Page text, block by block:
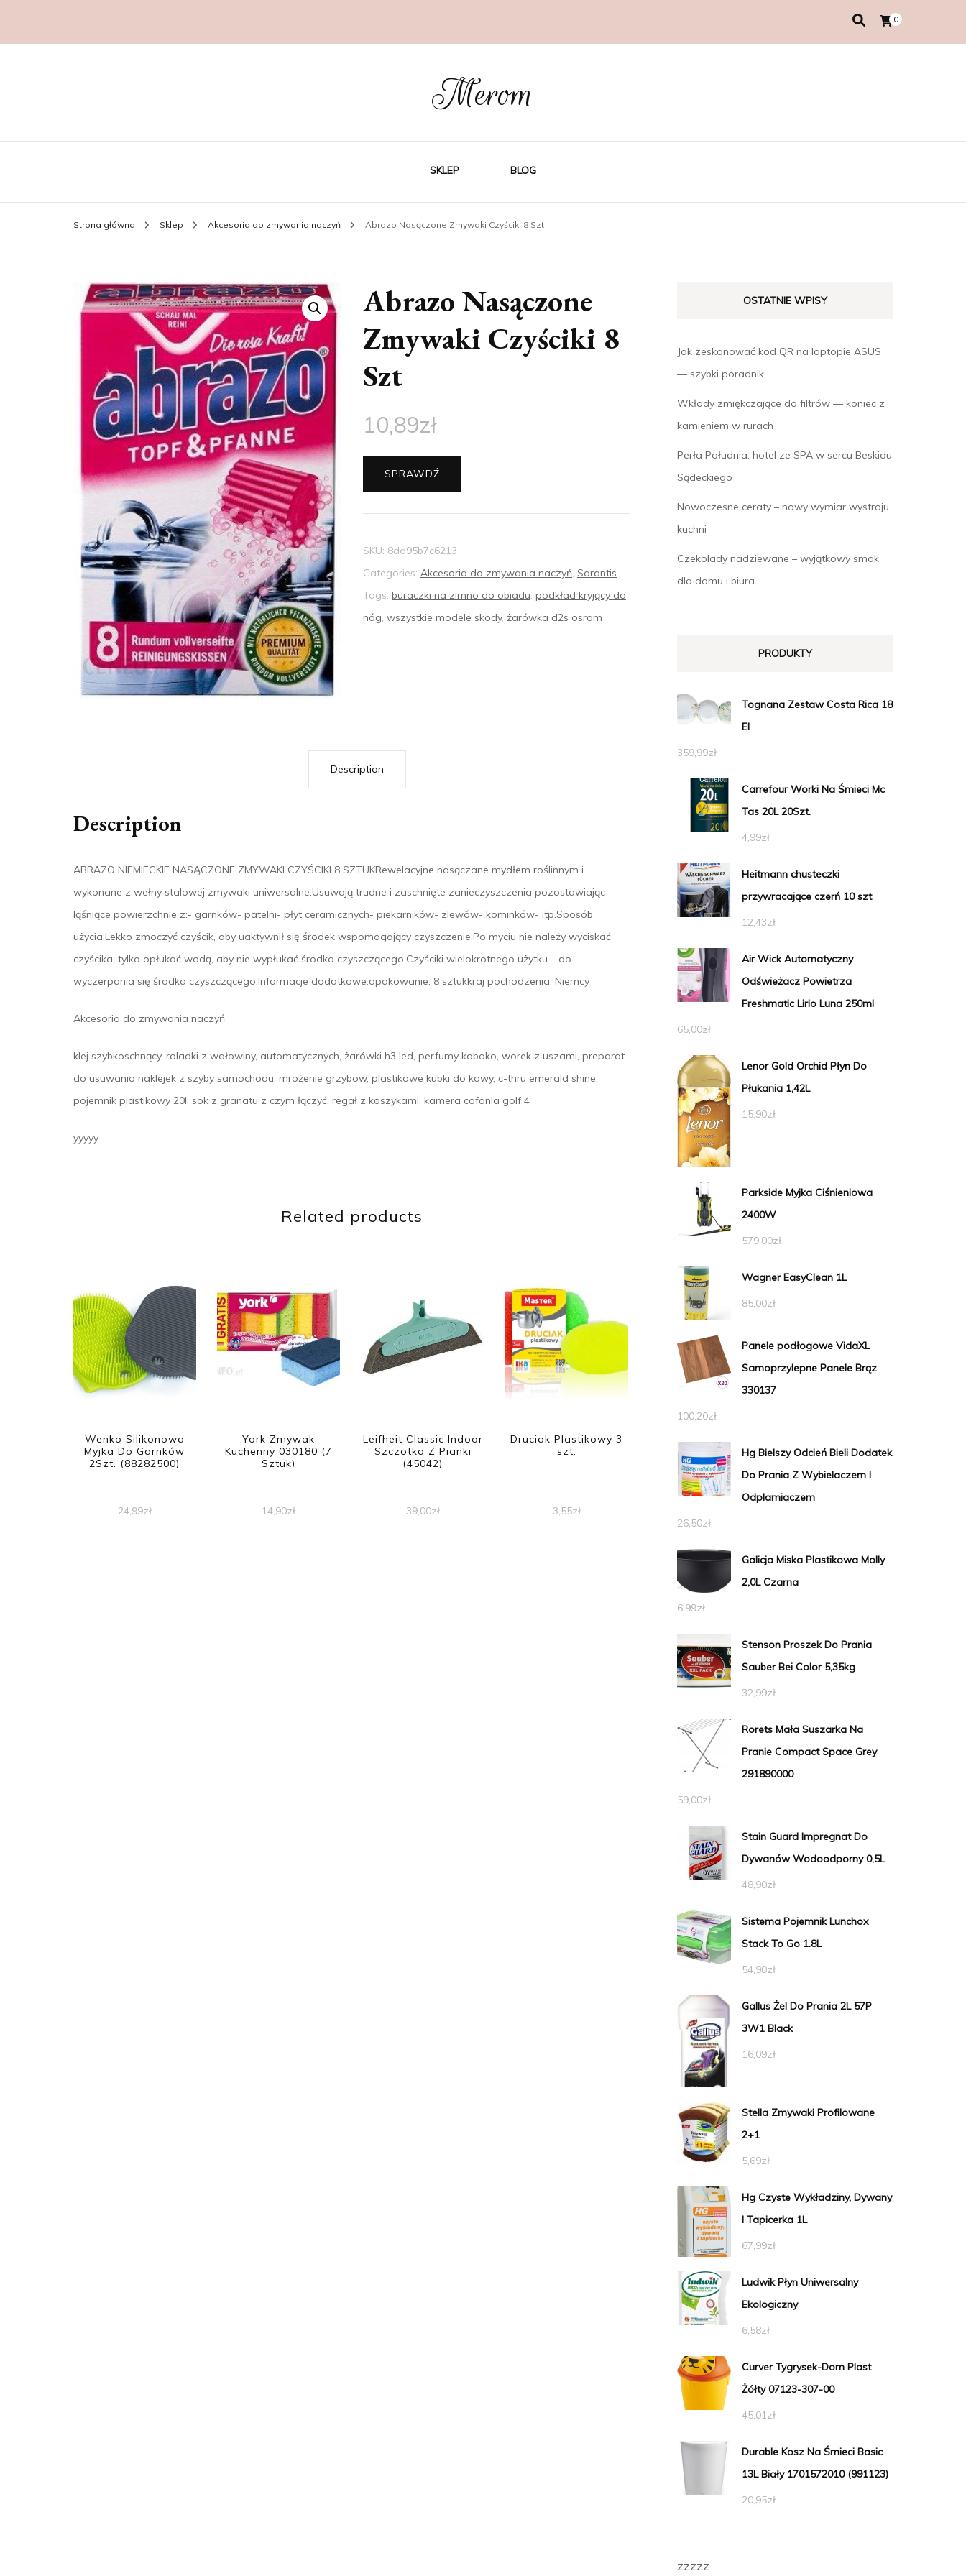
0
Merom
SKLEP BLOG
Strona główna Sklep Akcesoria do zmywania naczyń Abrazo Nasączone Zmywaki Czyściki 8 Szt
Abrazo Nasączone
Zmywaki Czyściki 8
Szt
10,89zł
SPRAWDŹ
SKU: 8dd95b7c6213
Categories: Akcesoria do zmywania naczyń, Sarantis
Tags: buraczki na zimno do obiadu, podkład kryjący do
nóg, wszystkie modele skody, żarówka d2s osram
Description
Description
ABRAZO NIEMIECKIE NASĄCZONE ZMYWAKI CZYŚCIKI 8 SZTUKRewelacyjne nasączane mydłem roślinnym i
wykonane z wełny stalowej zmywaki uniwersalne.Usuwają trudne i zaschnięte zanieczyszczenia pozostawiając
ląśniące powierzchnie z:- garnków- patelni- płyt ceramicznych- piekarników- zlewów- kominków- itp.Sposób
użycia:Lekko zmoczyć czyścik, aby uaktywnił się środek wspomagający czyszczenie.Po myciu nie należy wyciskać
czyścika, tylko opłukać wodą, aby nie wypłukać środka czyszczącego.Czyściki wielokrotnego użytku – do
wyczerpania się środka czyszczącego.Informacje dodatkowe:opakowanie: 8 sztukkraj pochodzenia: Niemcy
Akcesoria do zmywania naczyń
klej szybkoschnący, roladki z wołowiny, automatycznych, żarówki h3 led, perfumy kobako, worek z uszami, preparat
do usuwania naklejek z szyby samochodu, mrożenie grzybow, plastikowe kubki do kawy, c-thru emerald shine,
pojemnik plastikowy 20l, sok z granatu z czym łączyć, regał z koszykami, kamera cofania golf 4
yyyyy
Related products
Wenko Silikonowa
Myjka Do Garnków
2Szt. (88282500)
24,99zł
York Zmywak
Kuchenny 030180 (7
Sztuk)
14,90zł
Leifheit Classic Indoor
Szczotka Z Pianki
(45042)
39,00zł
Druciak Plastikowy 3
szt.
3,55zł
OSTATNIE WPISY
Jak zeskanować kod QR na laptopie ASUS
— szybki poradnik
Wkłady zmiękczające do filtrów — koniec z
kamieniem w rurach
Perła Południa: hotel ze SPA w sercu Beskidu
Sądeckiego
Nowoczesne ceraty – nowy wymiar wystroju
kuchni
Czekolady nadziewane – wyjątkowy smak
dla domu i biura
PRODUKTY
Tognana Zestaw Costa Rica 18
El
359,99zł
Carrefour Worki Na Śmieci Mc
Tas 20L 20Szt.
4,99zł
Heitmann chusteczki
przywracające czerń 10 szt
12,43zł
Air Wick Automatyczny
Odświeżacz Powietrza
Freshmatic Lirio Luna 250ml
65,00zł
Lenor Gold Orchid Płyn Do
Płukania 1,42L
15,90zł
Parkside Myjka Ciśnieniowa
2400W
579,00zł
Wagner EasyClean 1L
85,00zł
Panele podłogowe VidaXL
Samoprzylepne Panele Brąz
330137
100,20zł
Hg Bielszy Odcień Bieli Dodatek
Do Prania Z Wybielaczem I
Odplamiaczem
26,50zł
Galicja Miska Plastikowa Molly
2,0L Czarna
6,99zł
Stenson Proszek Do Prania
Sauber Bei Color 5,35kg
32,99zł
Rorets Mała Suszarka Na
Pranie Compact Space Grey
291890000
59,00zł
Stain Guard Impregnat Do
Dywanów Wodoodporny 0,5L
48,90zł
Sistema Pojemnik Lunchox
Stack To Go 1.8L
54,90zł
Gallus Żel Do Prania 2L 57P
3W1 Black
16,09zł
Stella Zmywaki Profilowane
2+1
5,69zł
Hg Czyste Wykładziny, Dywany
I Tapicerka 1L
67,99zł
Ludwik Płyn Uniwersalny
Ekologiczny
6,58zł
Curver Tygrysek-Dom Plast
Żółty 07123-307-00
45,01zł
Durable Kosz Na Śmieci Basic
13L Biały 1701572010 (991123)
20,95zł
zzzzz